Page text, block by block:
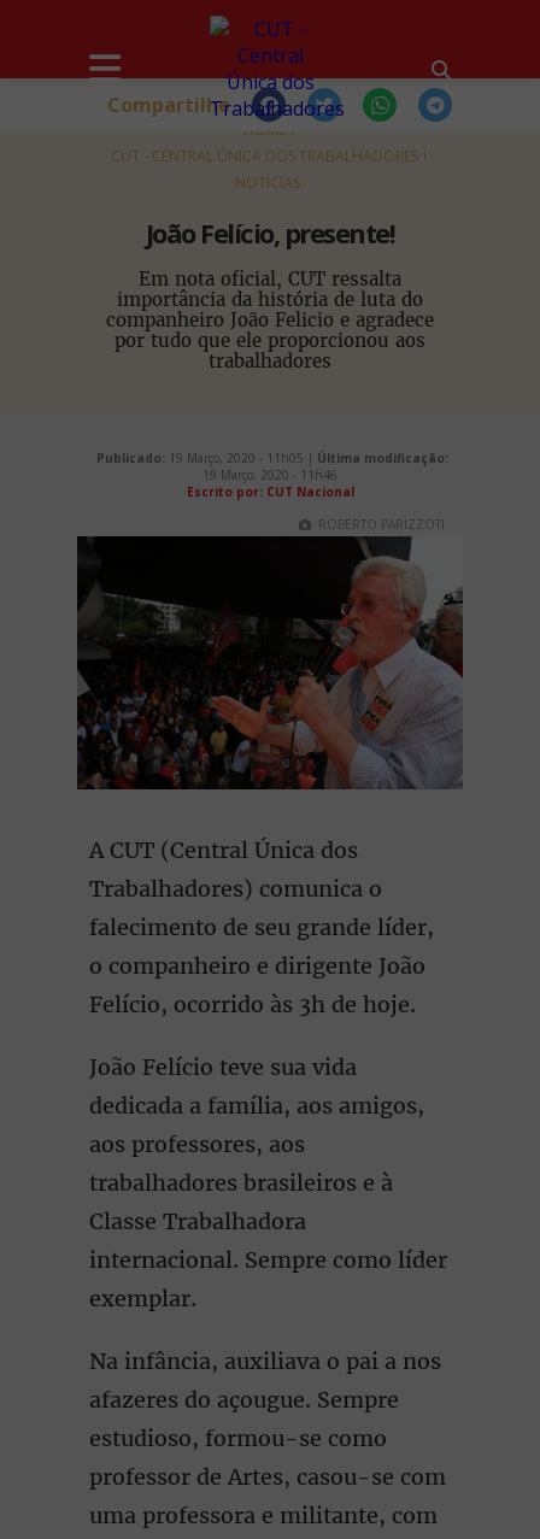
HOME
CUT - CENTRAL ÚNICA DOS TRABALHADORES
NOTÍCIAS
João Felício, presente!
Em nota oficial, CUT ressalta
importância da história de luta do
companheiro João Felicio e agradece
por tudo que ele proporcionou aos
trabalhadores
Compartilhe
Publicado: 19 Março, 2020 - 11h05 | Última modificação:
19 Março, 2020 - 11h46
Escrito por: CUT Nacional
ROBERTO PARIZZOTI
A CUT (Central Única dos
Trabalhadores) comunica o
falecimento de seu grande líder,
o companheiro e dirigente João
Felício, ocorrido às 3h de hoje.
João Felício teve sua vida
dedicada a família, aos amigos,
aos professores, aos
trabalhadores brasileiros e à
Classe Trabalhadora
internacional. Sempre como líder
exemplar.
Na infância, auxiliava o pai a nos
afazeres do açougue. Sempre
estudioso, formou-se como
professor de Artes, casou-se com
uma professora e militante, com